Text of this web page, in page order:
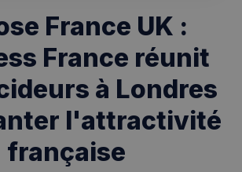
✨ Chatbot IA
Français à Londres - Magazine
France UK :
France réunit
à Londres
l'attractivité
française